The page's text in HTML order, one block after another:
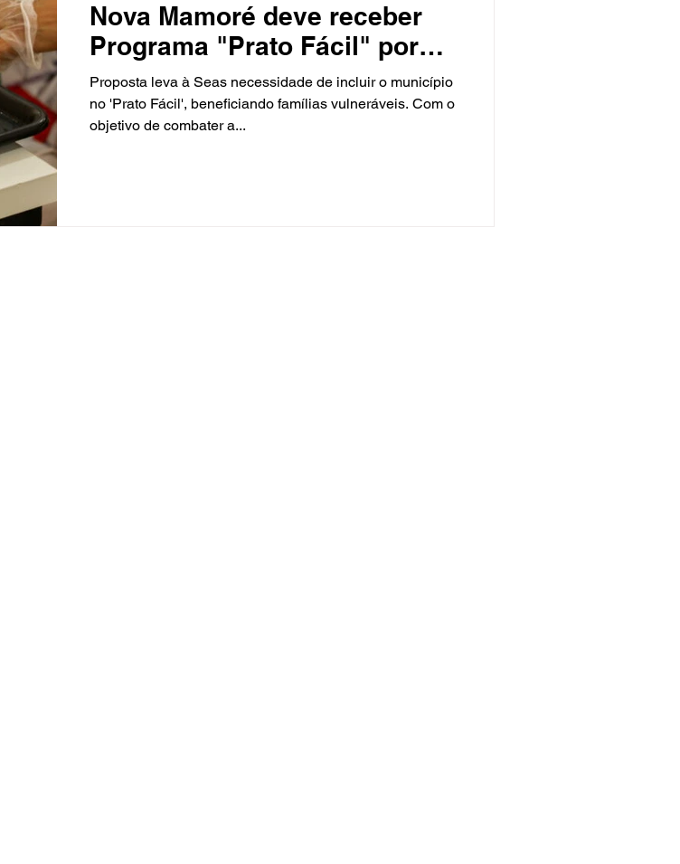
Nova Mamoré deve receber
Programa "Prato Fácil" por
indicação da deputada
Cláudia de Jesus
Proposta leva à Seas necessidade de incluir o município
no 'Prato Fácil', beneficiando famílias vulneráveis. Com o
objetivo de combater a...